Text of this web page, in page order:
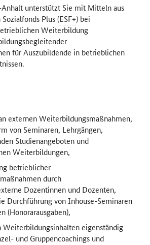
Anhalt unterstützt Sie mit Mitteln aus
Plus (ESF+) bei
Weiterbildung
für Auszubildende in betrieblichen
externen Weiterbildungsmaßnahmen,
von Seminaren, Lehrgängen,
Studienangeboten und
Weiterbildungen,
betrieblicher
durch
Dozentinnen und Dozenten,
Durchführung vonInhouse-Seminaren
(Honorarausgaben),
Weiterbildungsinhalten eigenständig
und Gruppencoachings und